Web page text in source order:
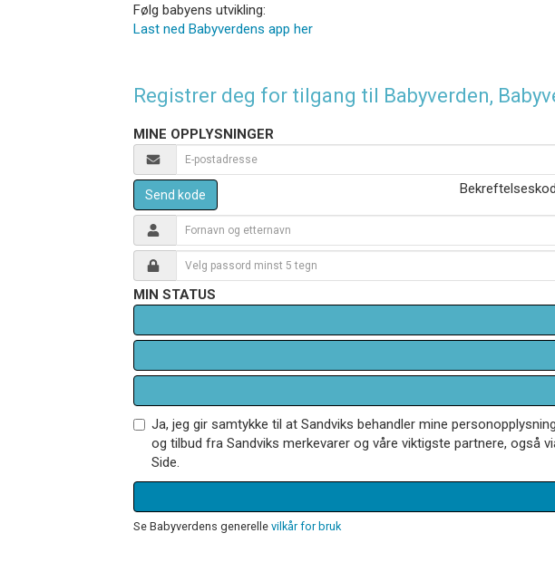
Følg babyens utvikling:
Last ned Babyverdens app her
Registrer deg for tilgang til Babyverden,
MINE OPPLYSNINGER
Send kode
MIN STATUS
Ja, jeg gir samtykke til at Sandviks behandler mine
og tilbud fra Sandviks merkevarer og våre viktigste partnere, også
Side.
Se Babyverdens generelle vilkår for bruk